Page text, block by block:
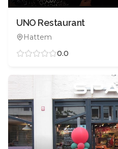
UNO Restaurant
Hattem
0.0